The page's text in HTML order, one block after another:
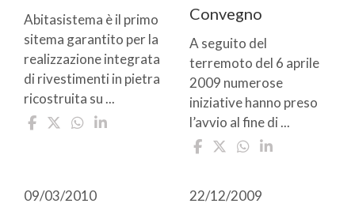
Abitasistema è il primo
sitema garantito per la
realizzazione integrata
di rivestimenti in pietra
ricostruita su ...
Convegno
A seguito del
terremoto del 6 aprile
2009 numerose
iniziative hanno preso
l’avvio al fine di ...
09/03/2010 22/12/2009